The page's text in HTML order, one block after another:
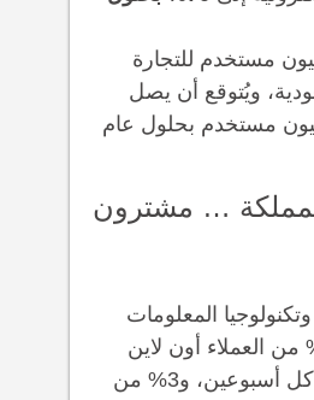
هناك 28.4 مليون مستخدم للتجارة
ويُتوقع أن يصل
إلى 34.5 مليون مستخدم بحلول عام
… مشترون
المعلومات
يشتري 23% من العملاء أون لاين
مرة واحدة على الأقل كل أسبوعين، و3% من